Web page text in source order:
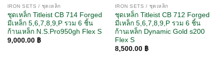
IRON SETS / ชุดเหล็ก
ชุดเหล็ก Titleist CB 714 Forged
มีเหล็ก 5,6,7,8,9,P รวม 6 ชิ้น
ก้านเหล็ก N.S.Pro950gh Flex S
9,000.00 ฿
IRON SETS / ชุดเหล็ก
ชุดเหล็ก Titleist CB 712 Forged
มีเหล็ก 5,6,7,8,9,P รวม 6 ชิ้น
ก้านเหล็ก Dynamic Gold s200
Flex S
8,500.00 ฿